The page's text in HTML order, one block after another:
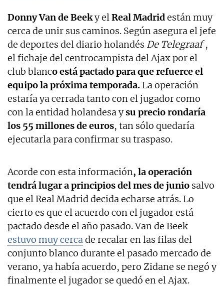
Donny Van de Beeky elReal Madridestán muy
cerca de unir sus caminos. Según asegura el jefe
de deportes del diario holandés De Telegraaf ,
el fichaje del centrocampista del Ajax por el
club blanco está pactado para que refuerce el
equipo la próxima temporada. La operación
estaría ya cerrada tanto con el jugador como
con la entidad holandesa ysu precio rondaría
los 55 millones de euros, tan sólo quedaría
ejecutarla para confirmar su traspaso.
Acorde con esta información, la operación
tendrá lugar a principios del mes de junio salvo
que el Real Madrid decida echarse atrás. Lo
cierto es que el acuerdo con el jugador está
pactado desde el año pasado. Van de Beek
estuvo muy cercade recalar en las filas del
conjunto blanco durante el pasado mercado de
verano, ya había acuerdo, pero Zidane se negó y
finalmente el jugador se quedó en el Ajax.